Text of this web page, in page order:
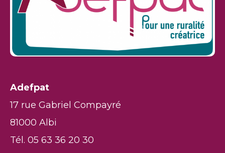
Adefpat
17 rue Gabriel Compayré
81000 Albi
Tél. 05 63 36 20 30